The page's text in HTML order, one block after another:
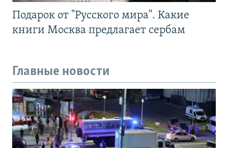
Подарок от "Русского мира". Какие
книги Москва предлагает сербам
Главные новости